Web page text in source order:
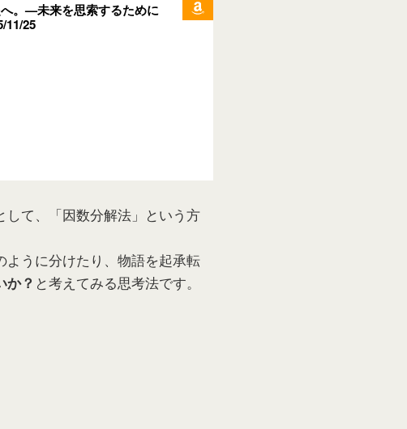
。—未来を思索するために
11/25
て、「因数分解法」という方
うに分けたり、物語を起承転
か？ と考えてみる思考法です。